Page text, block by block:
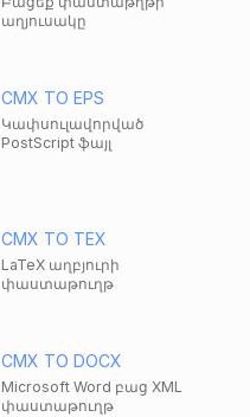
աղյուսակը
CMX TO EPS
Կափսուլավորված
PostScript ֆայլ
CMX TO TEX
LaTeX աղբյուրի
փաստաթուղթ
CMX TO DOCX
Microsoft Word բաց XML
փաստաթուղթ